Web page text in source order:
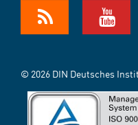
© 2026 DIN Deutsches